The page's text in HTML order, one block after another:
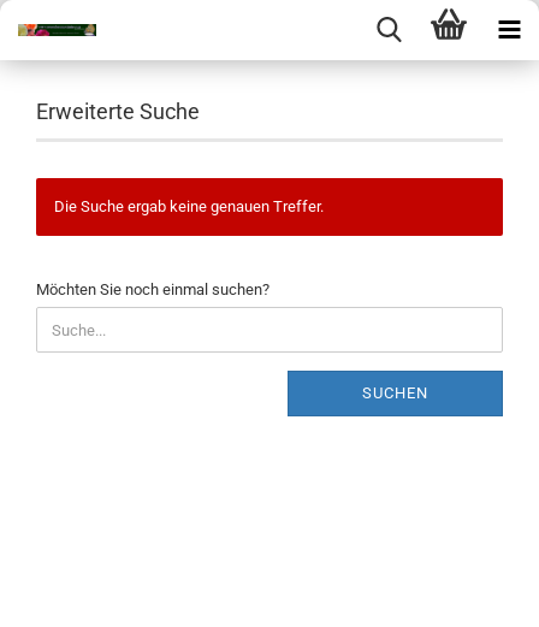
Erweiterte Suche
Die Suche ergab keine genauen Treffer.
MÖCHTEN
SIE
NOCH
EINMAL
Möchten Sie noch einmal suchen?
SUCHEN